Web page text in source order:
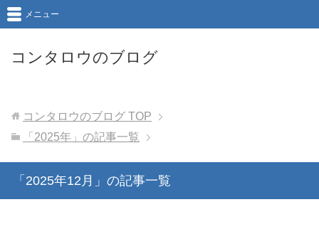
コンタロウのブログ
メニュー
コンタロウのブログ TOP
「2025年」の記事一覧
「2025年12月」の記事一覧